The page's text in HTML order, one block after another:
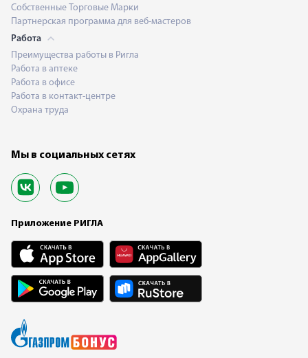
Собственные Торговые Марки
Партнерская программа для веб-мастеров
Работа
Преимущества работы в Ригла
Работа в аптеке
Работа в офисе
Работа в контакт-центре
Охрана труда
Мы в социальных сетях
Приложение РИГЛА